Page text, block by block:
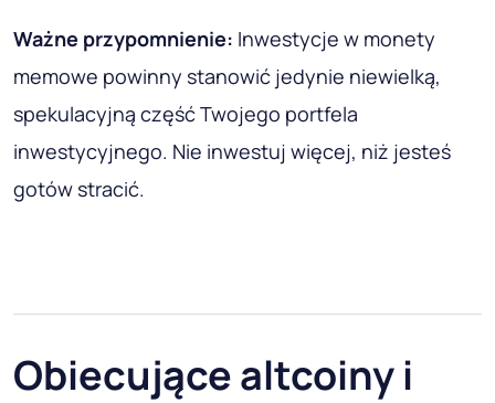
Ważne przypomnienie: Inwestycje w monety
memowe powinny stanowić jedynie niewielką,
spekulacyjną część Twojego portfela
inwestycyjnego. Nie inwestuj więcej, niż jesteś
gotów stracić.
Obiecujące altcoiny i